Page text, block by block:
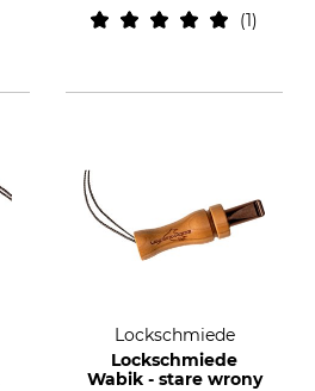
1
Lockschmiede
Lockschmiede
Wabik - stare wrony